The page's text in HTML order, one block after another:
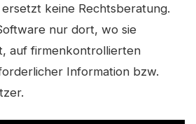
keine Rechtsberatung.
nur dort, wo sie
auf firmenkontrollierten
Information bzw.